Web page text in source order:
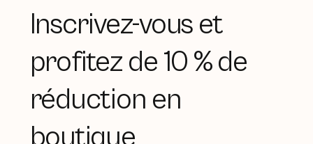
Inscrivez-vous et
profitez de 10 % de
réduction en